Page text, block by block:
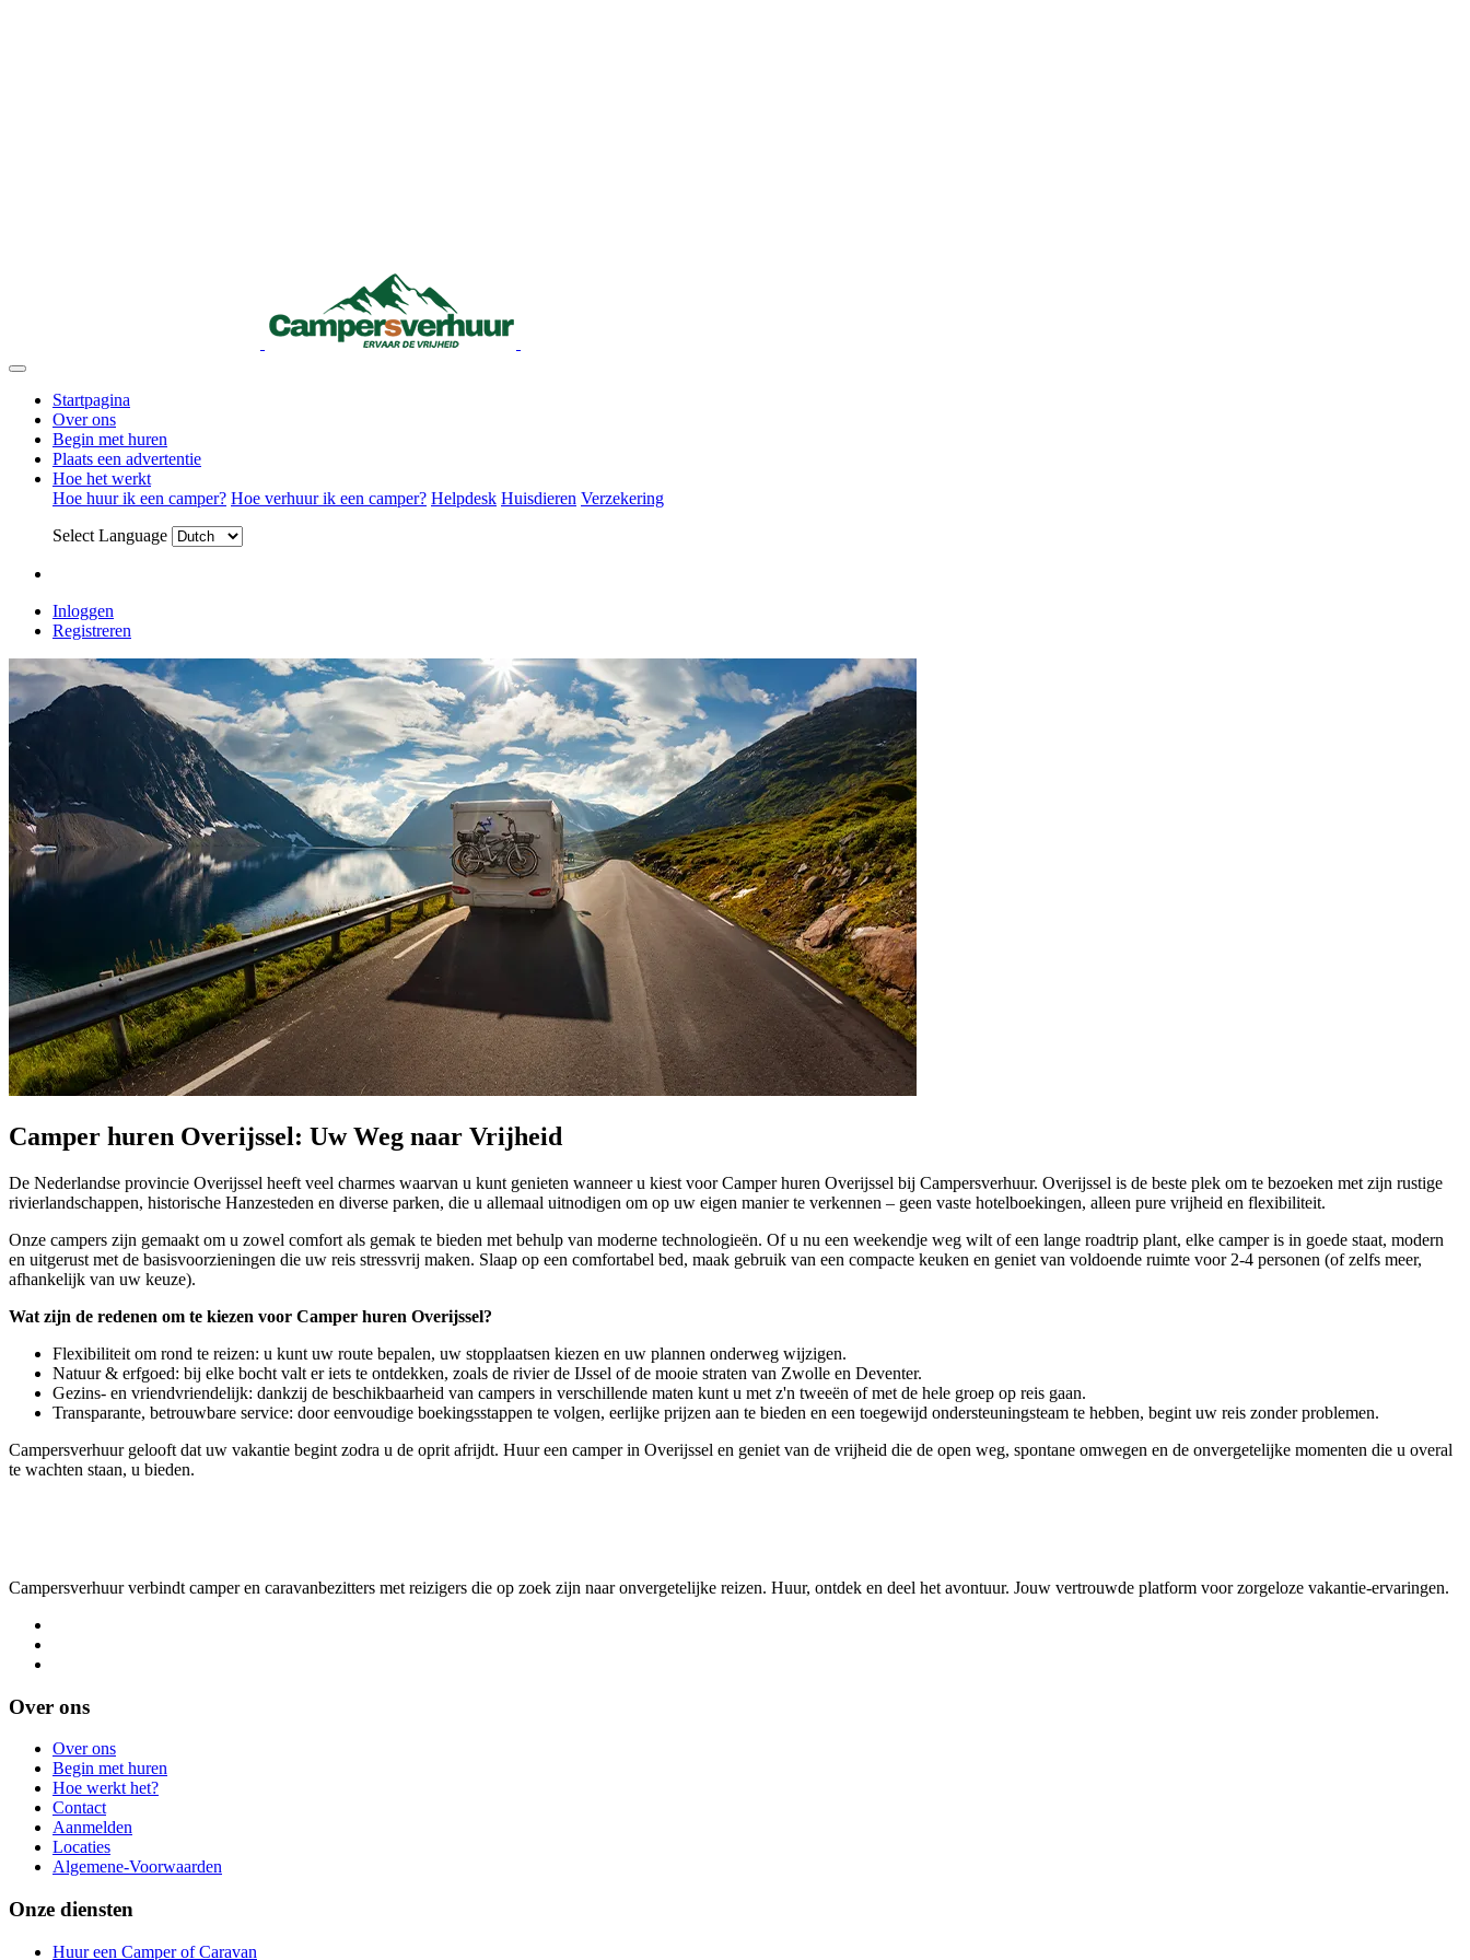
Startpagina
Over ons
Begin met huren
Plaats een advertentie
Hoe het werkt
Hoe huur ik een camper? Hoe verhuur ik een camper? Helpdesk Huisdieren Verzekering
Select Language
Inloggen
Registreren
Camper huren Overijssel: Uw Weg naar Vrijheid
De Nederlandse provincie Overijssel heeft veel charmes waarvan u kunt genieten wanneer u kiest voor Camper huren Overijssel bij Campersverhuur. Overijssel is de beste plek om te bezoeken met zijn rustige
rivierlandschappen, historische Hanzesteden en diverse parken, die u allemaal uitnodigen om op uw eigen manier te verkennen – geen vaste hotelboekingen, alleen pure vrijheid en flexibiliteit.
Onze campers zijn gemaakt om u zowel comfort als gemak te bieden met behulp van moderne technologieën. Of u nu een weekendje weg wilt of een lange roadtrip plant, elke camper is in goede staat, modern
en uitgerust met de basisvoorzieningen die uw reis stressvrij maken. Slaap op een comfortabel bed, maak gebruik van een compacte keuken en geniet van voldoende ruimte voor 2-4 personen (of zelfs meer,
afhankelijk van uw keuze).
Wat zijn de redenen om te kiezen voor Camper huren Overijssel?
Flexibiliteit om rond te reizen: u kunt uw route bepalen, uw stopplaatsen kiezen en uw plannen onderweg wijzigen.
Natuur & erfgoed: bij elke bocht valt er iets te ontdekken, zoals de rivier de IJssel of de mooie straten van Zwolle en Deventer.
Gezins- en vriendvriendelijk: dankzij de beschikbaarheid van campers in verschillende maten kunt u met z'n tweeën of met de hele groep op reis gaan.
Transparante, betrouwbare service: door eenvoudige boekingsstappen te volgen, eerlijke prijzen aan te bieden en een toegewijd ondersteuningsteam te hebben, begint uw reis zonder problemen.
Campersverhuur gelooft dat uw vakantie begint zodra u de oprit afrijdt. Huur een camper in Overijssel en geniet van de vrijheid die de open weg, spontane omwegen en de onvergetelijke momenten die u overal
te wachten staan, u bieden.
Campersverhuur verbindt camper en caravanbezitters met reizigers die op zoek zijn naar onvergetelijke reizen. Huur, ontdek en deel het avontuur. Jouw vertrouwde platform voor zorgeloze vakantie-ervaringen.
Over ons
Over ons
Begin met huren
Hoe werkt het?
Contact
Aanmelden
Locaties
Algemene-Voorwaarden
Onze diensten
Huur een Camper of Caravan